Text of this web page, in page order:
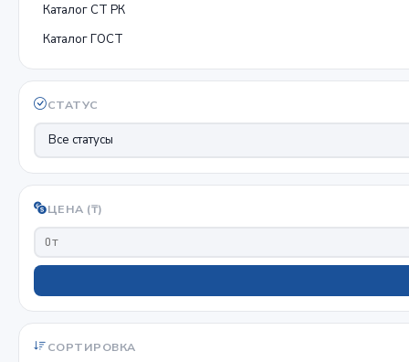
Каталог СТ РК
Каталог ГОСТ
СТАТУС
ЦЕНА (₸)
СОРТИРОВКА